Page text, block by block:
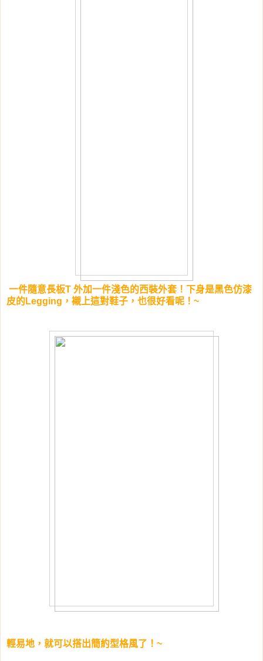
一件隨意長板T 外加一件淺色的西裝外套！下身是黑色仿漆
皮的Legging，襯上這對鞋子，也很好看呢！~
輕易地，就可以搭出簡約型格風了！~